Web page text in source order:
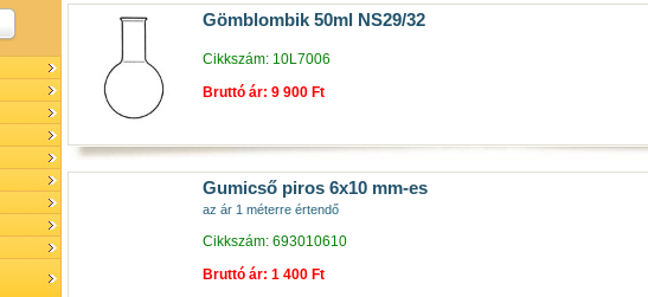
Gömblombik 50ml NS29/32
Cikkszám: 10L7006
Bruttó ár: 9 900 Ft
Gumicső piros 6x10 mm-es
az ár 1 méterre értendő
Cikkszám: 693010610
Bruttó ár: 1 400 Ft